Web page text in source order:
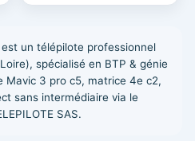
un télépilote professionnel
spécialisé en BTP & génie
Mavic 3 pro c5, matrice 4e c2,
sans intermédiaire via le
SAS.